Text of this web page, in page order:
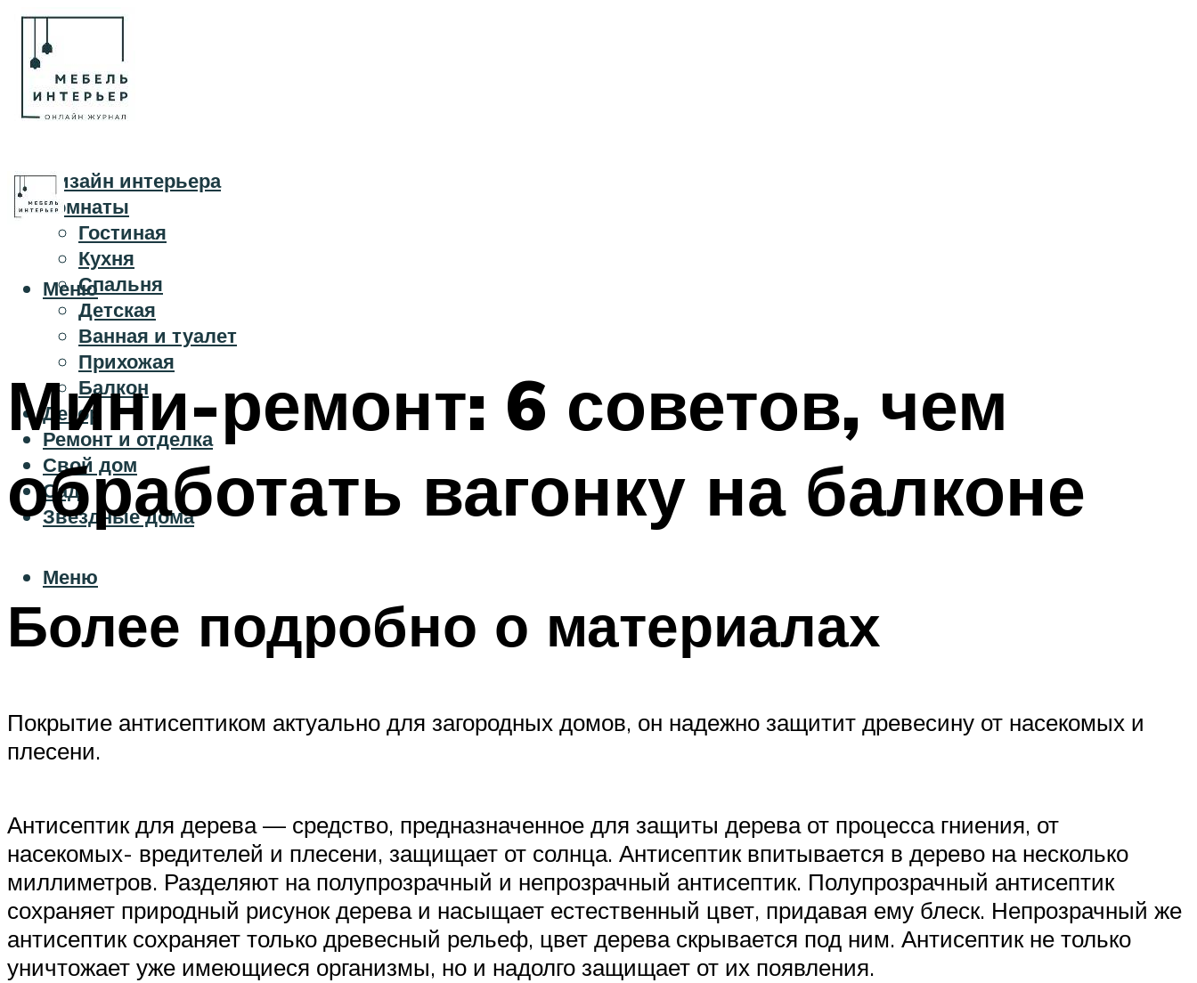
Дизайн интерьера
Комнаты
Гостиная
Кухня
Спальня
Детская
Ванная и туалет
Прихожая
Балкон
Декор
Ремонт и отделка
Свой дом
Сад
Звездные дома
Меню
Меню
Мини-ремонт: 6 советов, чем
обработать вагонку на балконе
Более подробно о материалах
Покрытие антисептиком актуально для загородных домов, он надежно защитит древесину от насекомых и
плесени.
Антисептик для дерева — средство, предназначенное для защиты дерева от процесса гниения, от
насекомых- вредителей и плесени, защищает от солнца. Антисептик впитывается в дерево на несколько
миллиметров. Разделяют на полупрозрачный и непрозрачный антисептик. Полупрозрачный антисептик
сохраняет природный рисунок дерева и насыщает естественный цвет, придавая ему блеск. Непрозрачный же
антисептик сохраняет только древесный рельеф, цвет дерева скрывается под ним. Антисептик не только
уничтожает уже имеющиеся организмы, но и надолго защищает от их появления.